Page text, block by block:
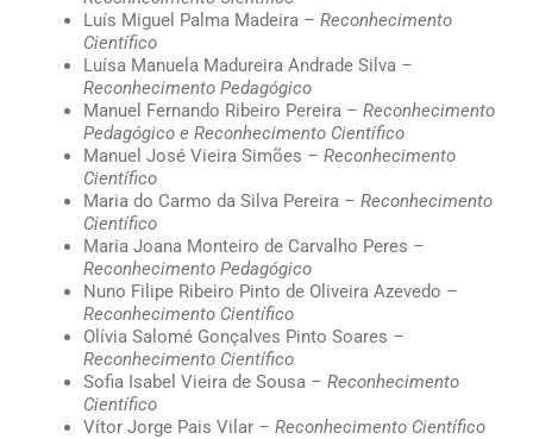
Luís Miguel Palma Madeira – Reconhecimento
Científico
Luísa Manuela Madureira Andrade Silva –
Reconhecimento Pedagógico
Manuel Fernando Ribeiro Pereira – Reconhecimento
Pedagógico e Reconhecimento Científico
Manuel José Vieira Simões – Reconhecimento
Científico
Maria do Carmo da Silva Pereira – Reconhecimento
Científico
Maria Joana Monteiro de Carvalho Peres –
Reconhecimento Pedagógico
Nuno Filipe Ribeiro Pinto de Oliveira Azevedo –
Reconhecimento Científico
Olívia Salomé Gonçalves Pinto Soares –
Reconhecimento Científico
Sofia Isabel Vieira de Sousa – Reconhecimento
Científico
Vítor Jorge Pais Vilar – Reconhecimento Científico